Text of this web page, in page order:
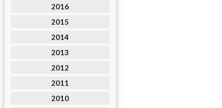
2016
2015
2014
2013
2012
2011
2010